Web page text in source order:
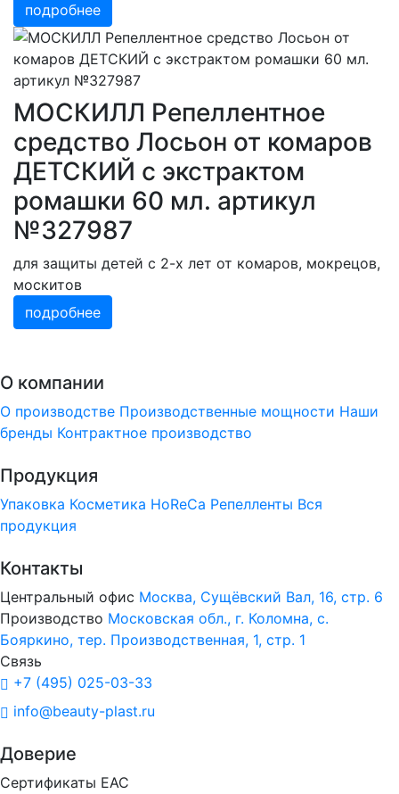
подробнее
МОСКИЛЛ Репеллентное
средство Лосьон от комаров
ДЕТСКИЙ с экстрактом
ромашки 60 мл. артикул
№327987
для защиты детей с 2-х лет от комаров, мокрецов,
москитов
подробнее
О компании
О производстве Производственные мощности Наши
бренды Контрактное производство
Продукция
Упаковка Косметика HoReCa Репелленты Вся
продукция
Контакты
Центральный офис Москва, Сущёвский Вал, 16, стр. 6
Производство Московская обл., г. Коломна, с.
Бояркино, тер. Производственная, 1, стр. 1
Связь
+7 (495) 025-03-33
info@beauty-plast.ru
Доверие
Сертификаты ЕАС